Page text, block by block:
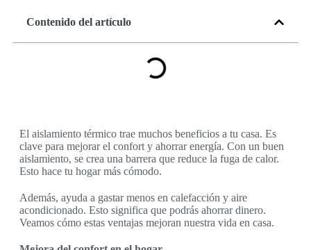
Contenido del artículo
El aislamiento térmico trae muchos beneficios a tu casa. Es
clave para mejorar el confort y ahorrar energía. Con un buen
aislamiento, se crea una barrera que reduce la fuga de calor.
Esto hace tu hogar más cómodo.
Además, ayuda a gastar menos en calefacción y aire
acondicionado. Esto significa que podrás ahorrar dinero.
Veamos cómo estas ventajas mejoran nuestra vida en casa.